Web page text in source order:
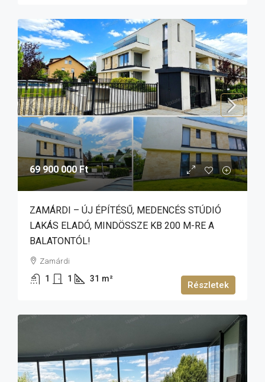
69 900 000 Ft
ZAMÁRDI – ÚJ ÉPÍTÉSŰ, MEDENCÉS STÚDIÓ
LAKÁS ELADÓ, MINDÖSSZE KB 200 M-RE A
BALATONTÓL!
Zamárdi
1 1 31 m²
Részletek